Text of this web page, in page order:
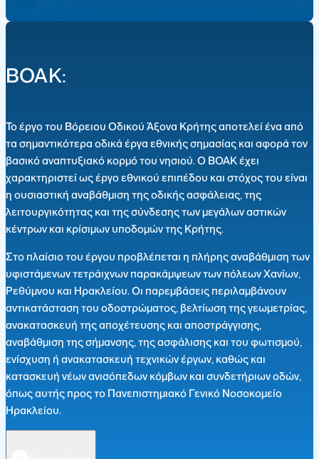
ΒΟΑΚ:
Το έργο του Βόρειου Οδικού Άξονα Κρήτης αποτελεί ένα από
τα σημαντικότερα οδικά έργα εθνικής σημασίας και αφορά τον
βασικό αναπτυξιακό κορμό του νησιού. Ο ΒΟΑΚ έχει
χαρακτηριστεί ως έργο εθνικού επιπέδου και στόχος του είναι
η ουσιαστική αναβάθμιση της οδικής ασφάλειας, της
λειτουργικότητας και της σύνδεσης των μεγάλων αστικών
κέντρων και κρίσιμων υποδομών της Κρήτης.
Στο πλαίσιο του έργου προβλέπεται η πλήρης αναβάθμιση των
υφιστάμενων τετράιχνων παρακάμψεων των πόλεων Χανίων,
Ρεθύμνου και Ηρακλείου. Οι παρεμβάσεις περιλαμβάνουν
αντικατάσταση του οδοστρώματος, βελτίωση της γεωμετρίας,
ανακατασκευή της αποχέτευσης και αποστράγγισης,
αναβάθμιση της σήμανσης, της ασφάλισης και του φωτισμού,
ενίσχυση ή ανακατασκευή τεχνικών έργων, καθώς και
κατασκευή νέων ανισόπεδων κόμβων και συνδετήριων οδών,
όπως αυτής προς το Πανεπιστημιακό Γενικό Νοσοκομείο
Ηρακλείου.